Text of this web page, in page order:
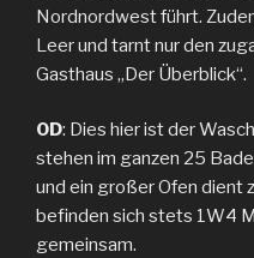
Nordnordwest führt.
Leer und tarnt nur den
Gasthaus „Der Überblick“.
0D: Dies hier ist der
stehen im ganzen 25
und ein großer Ofen dient
befinden sich stets 1W4
gemeinsam.